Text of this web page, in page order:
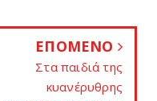
ΕΠΟΜΕΝΟ
Στα παιδιά της
κυανέρυθρης